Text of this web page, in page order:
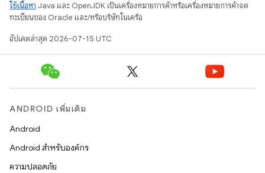
ใช้เนื้อหา Java และ OpenJDK เป็นเครื่องหมายการค้าหรือเครื่องหมายการค้าจด
ทะเบียนของ Oracle และ/หรือบริษัทในเครือ
อัปเดตล่าสุด 2026-07-15 UTC
ANDROID เพิ่มเติม
Android
Android สำหรับองค์กร
ความปลอดภัย